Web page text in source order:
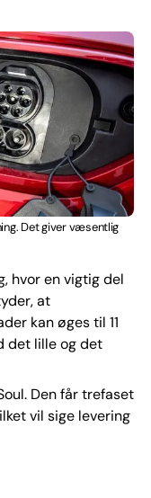
Det giver væsentlig
hvor en vigtig del
at
kan øges til 11
det lille og det
Den får trefaset
vil sige levering